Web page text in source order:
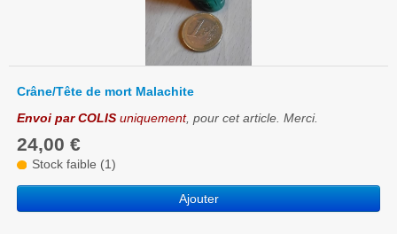
Crâne/Tête de mort Malachite
Envoi par COLIS uniquement, pour cet article. Merci.
24,00 €
Stock faible (1)
Ajouter